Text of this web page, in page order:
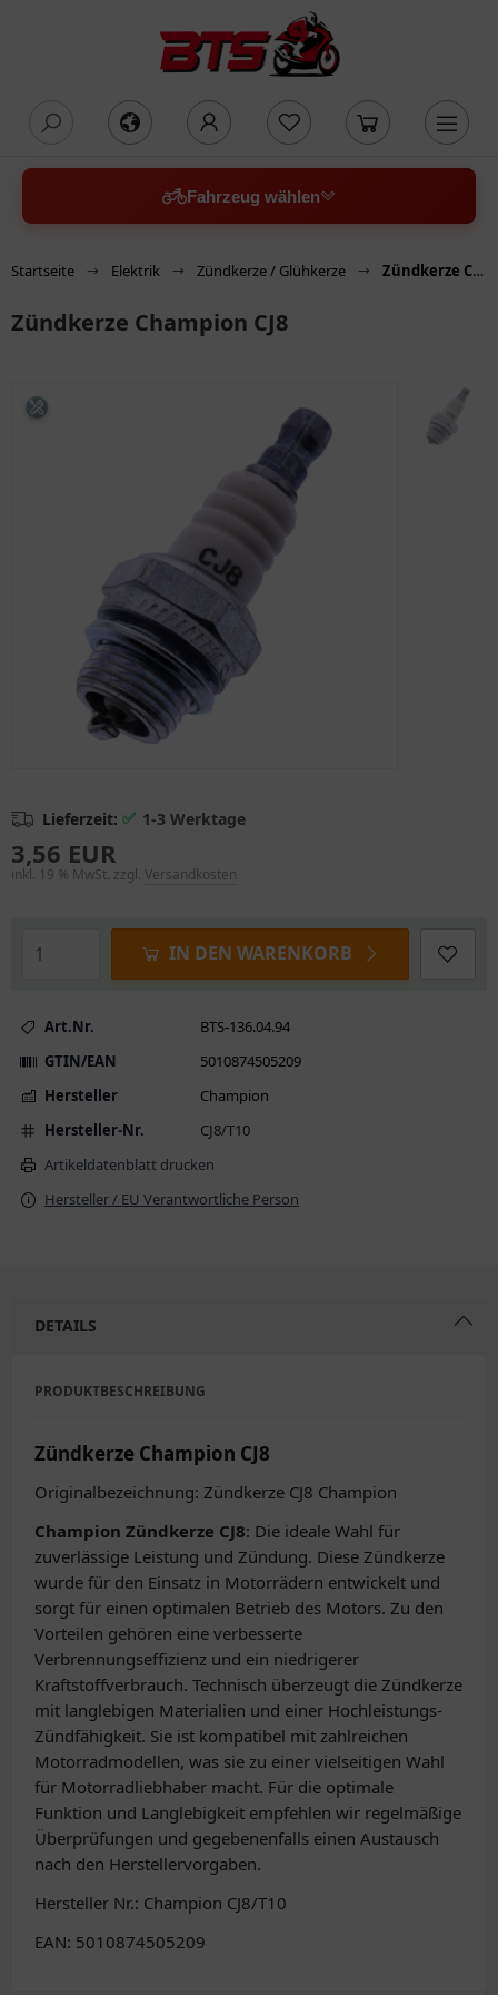
Fahrzeug wählen
Startseite Elektrik Zündkerze / Glühkerze Zündkerze Champion CJ8
Zündkerze Champion CJ8
Lieferzeit: ✅ 1-3 Werktage
3,56 EUR
inkl. 19 % MwSt. zzgl. Versandkosten
IN DEN WARENKORB
Art.Nr.
BTS-136.04.94
GTIN/EAN
5010874505209
Hersteller
Champion
Hersteller-Nr.
CJ8/T10
Artikeldatenblatt drucken
Hersteller / EU Verantwortliche Person
DETAILS
PRODUKTBESCHREIBUNG
Zündkerze Champion CJ8
Originalbezeichnung: Zündkerze CJ8 Champion
Champion Zündkerze CJ8: Die ideale Wahl für
zuverlässige Leistung und Zündung. Diese Zündkerze
wurde für den Einsatz in Motorrädern entwickelt und
sorgt für einen optimalen Betrieb des Motors. Zu den
Vorteilen gehören eine verbesserte
Verbrennungseffizienz und ein niedrigerer
Kraftstoffverbrauch. Technisch überzeugt die Zündkerze
mit langlebigen Materialien und einer Hochleistungs-
Zündfähigkeit. Sie ist kompatibel mit zahlreichen
Motorradmodellen, was sie zu einer vielseitigen Wahl
für Motorradliebhaber macht. Für die optimale
Funktion und Langlebigkeit empfehlen wir regelmäßige
Überprüfungen und gegebenenfalls einen Austausch
nach den Herstellervorgaben.
Hersteller Nr.: Champion CJ8/T10
EAN: 5010874505209